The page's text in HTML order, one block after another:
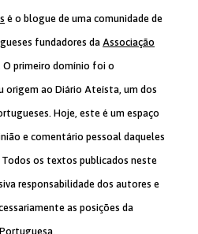
é o blogue de uma comunidade de
fundadores da Associação
O primeiro domínio foi o
origem ao Diário Ateísta, um dos
Hoje, este é um espaço
e comentário pessoal daqueles
os textos publicados neste
responsabilidade dos autores e
as posições da
.